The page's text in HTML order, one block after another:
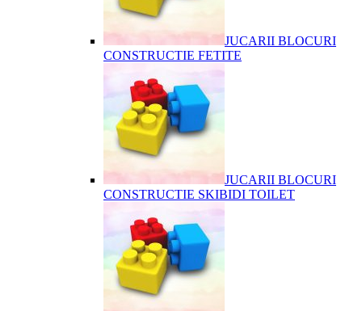
JUCARII BLOCURI
CONSTRUCTIE FETITE
JUCARII BLOCURI
CONSTRUCTIE SKIBIDI TOILET